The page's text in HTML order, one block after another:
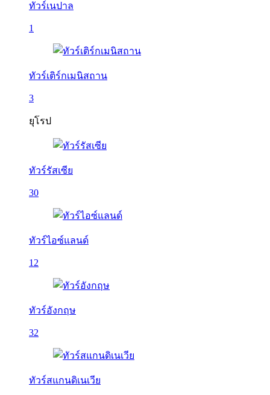
ทัวร์เนปาล
1
ทัวร์เติร์กเมนิสถาน
3
ยุโรป
ทัวร์รัสเซีย
30
ทัวร์ไอซ์แลนด์
12
ทัวร์อังกฤษ
32
ทัวร์สแกนดิเนเวีย